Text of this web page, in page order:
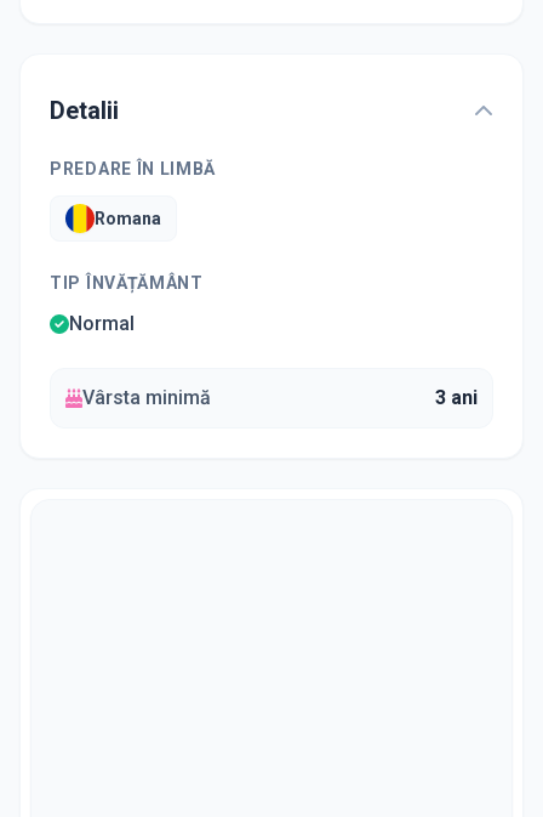
Detalii
PREDARE ÎN LIMBĂ
Romana
TIP ÎNVĂȚĂMÂNT
Normal
Vârsta minimă 3 ani